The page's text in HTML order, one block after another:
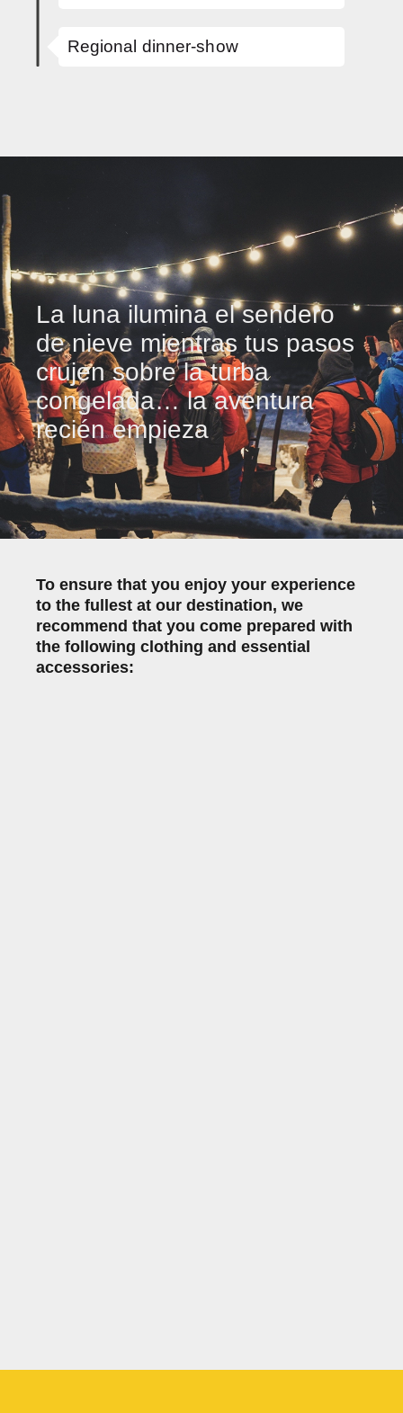
Regional dinner-show
La luna ilumina el sendero
de nieve mientras tus pasos
crujen sobre la turba
congelada… la aventura
recién empieza
To ensure that you enjoy your experience
to the fullest at our destination, we
recommend that you come prepared with
the following clothing and essential
accessories: